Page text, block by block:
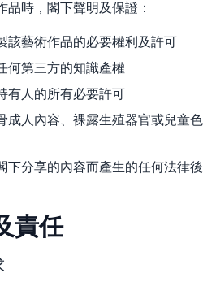
時，閣下聲明及保證：
該藝術作品的必要權利及許可
何第三方的知識產權
有人的所有必要許可
成人內容、裸露生殖器官或兒童色
下分享的內容而產生的任何法律後
責任